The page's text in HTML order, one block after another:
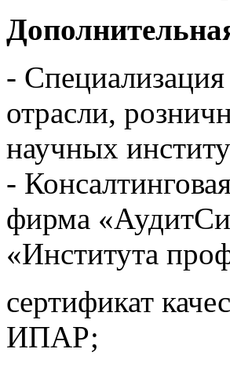
-
отрасли,
научных
-
фирма
«Института
сертификат
ИПАР;